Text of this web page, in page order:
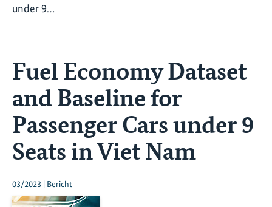
under 9…
Fuel Economy Dataset
and Baseline for
Passenger Cars under 9
Seats in Viet Nam
03/2023 | Bericht